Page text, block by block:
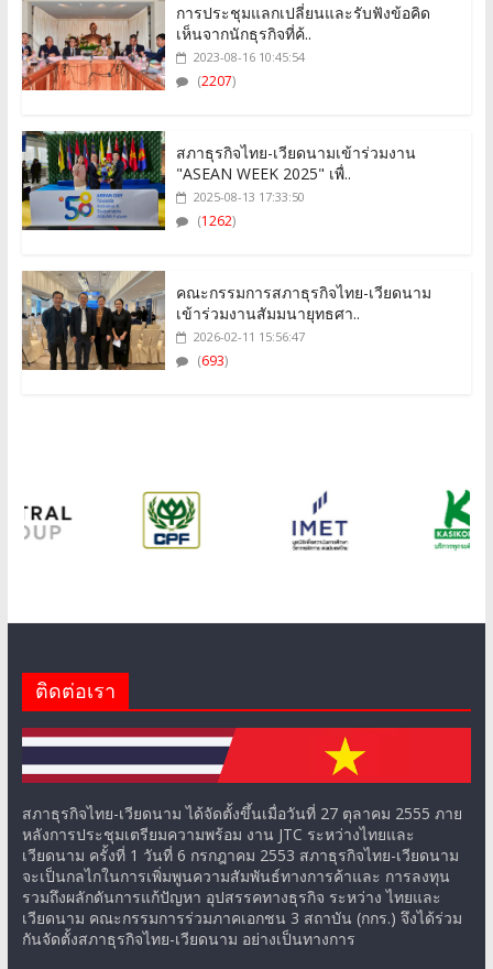
การประชุมแลกเปลี่ยนและรับฟังข้อคิด
เห็นจากนักธุรกิจที่ค้..
2023-08-16 10:45:54
(2207)
สภาธุรกิจไทย-เวียดนามเข้าร่วมงาน
"ASEAN WEEK 2025" เพื่..
2025-08-13 17:33:50
(1262)
คณะกรรมการสภาธุรกิจไทย-เวียดนาม
เข้าร่วมงานสัมมนายุทธศา..
2026-02-11 15:56:47
(693)
ติดต่อเรา
สภาธุรกิจไทย-เวียดนาม ได้จัดตั้งขึ้นเมื่อวันที่ 27 ตุลาคม 2555 ภาย
หลังการประชุมเตรียมความพร้อม งาน JTC ระหว่างไทยและ
เวียดนาม ครั้งที่ 1 วันที่ 6 กรกฎาคม 2553 สภาธุรกิจไทย-เวียดนาม
จะเป็นกลไกในการเพิ่มพูนความสัมพันธ์ทางการค้าและ การลงทุน
รวมถึงผลักดันการแก้ปัญหา อุปสรรคทางธุรกิจ ระหว่าง ไทยและ
เวียดนาม คณะกรรมการร่วมภาคเอกชน 3 สถาบัน (กกร.) จึงได้ร่วม
กันจัดตั้งสภาธุรกิจไทย-เวียดนาม อย่างเป็นทางการ